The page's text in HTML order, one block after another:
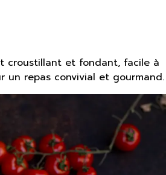
croustillant et fondant, facile à
un repas convivial et gourmand.